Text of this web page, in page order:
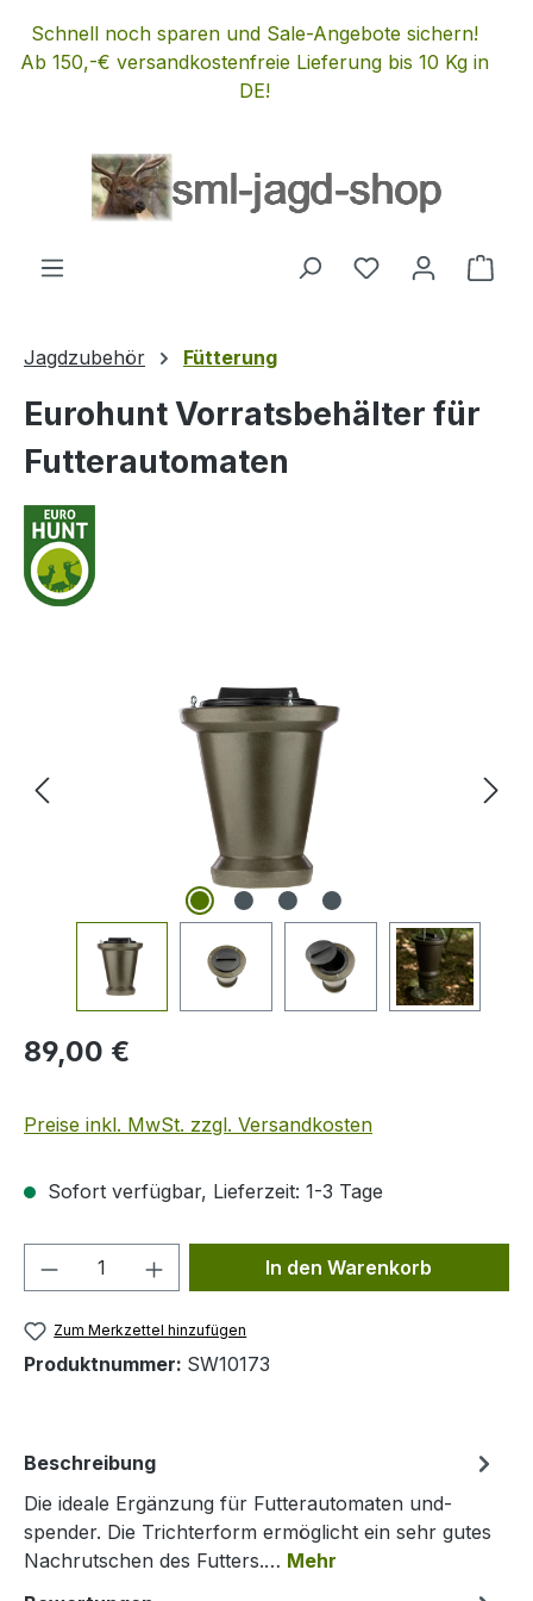
Zum Hauptinhalt springen
Schnell noch sparen und Sale-Angebote sichern!
Ab 150,-€ versandkostenfreie Lieferung bis 10 Kg in
DE!
Du hast 0
Jagdzubehör Fütterung
Eurohunt Vorratsbehälter für
Futterautomaten
Regulärer Preis:
89,00 €
Preise inkl. MwSt. zzgl. Versandkosten
Sofort verfügbar, Lieferzeit: 1-3 Tage
Produkt Anzahl: Gib denIn den Warenkorb
Zum Merkzettel hinzufügen
Produktnummer: SW10173
Beschreibung
Die ideale Ergänzung für Futterautomaten und-
spender. Die Trichterform ermöglicht ein sehr gutes
Nachrutschen des Futters.… Mehr